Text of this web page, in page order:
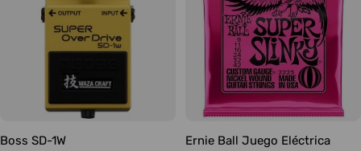
Boss SD-1W
Ernie Ball Juego Eléctrica